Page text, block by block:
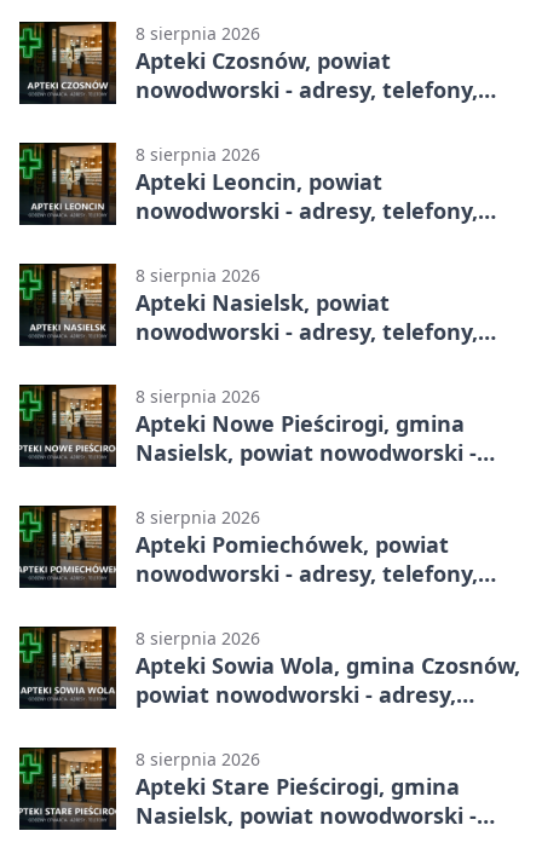
8 sierpnia 2026
Apteki Czosnów, powiat
nowodworski - adresy, telefony,
8 sierpnia 2026
Apteki Leoncin, powiat
nowodworski - adresy, telefony,
8 sierpnia 2026
Apteki Nasielsk, powiat
nowodworski - adresy, telefony,
8 sierpnia 2026
Apteki Nowe Pieścirogi, gmina
Nasielsk, powiat nowodworski -
8 sierpnia 2026
Apteki Pomiechówek, powiat
nowodworski - adresy, telefony,
8 sierpnia 2026
Apteki Sowia Wola, gmina Czosnów,
powiat nowodworski - adresy,
8 sierpnia 2026
Apteki Stare Pieścirogi, gmina
Nasielsk, powiat nowodworski -